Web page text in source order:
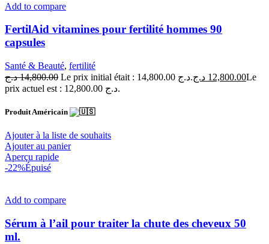
Add to compare
FertilAid vitamines pour fertilité hommes 90
capsules
Santé & Beauté, fertilité
14,800.00 د.ج Le prix initial était : 14,800.00 د.ج. 12,800.00 د.ج
Le
prix actuel est : 12,800.00 د.ج.
Produit Américain
Ajouter à la liste de souhaits
Ajouter au panier
Aperçu rapide
-22%Épuisé
Add to compare
Sérum à l’ail pour traiter la chute des cheveux 50
ml.